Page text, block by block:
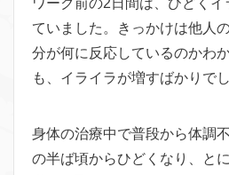
ワーク前の2日間は、ひどく
ていました。き っかけは他人
分が何に反応しているのかわ
も、イライラが増すばかりでし
身体の治療中で普段から体調
の半ば頃からひどくなり、と